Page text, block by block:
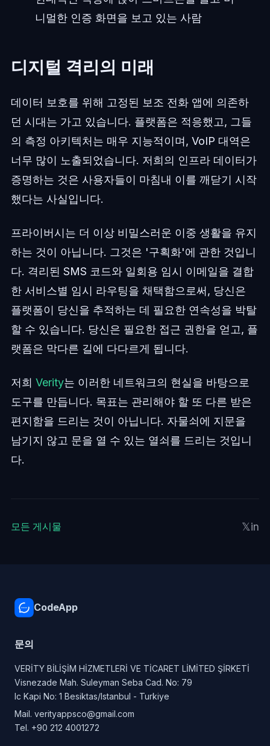
니멀한 인증 화면을 보고 있는 사람
디지털 격리의 미래
데이터 보호를 위해 고정된 보조 전화 앱에 의존하
던 시대는 가고 있습니다. 플랫폼은 적응했고, 그들
의 측정 아키텍처는 매우 지능적이며, VoIP 대역은
너무 많이 노출되었습니다. 저희의 인프라 데이터가
증명하는 것은 사용자들이 마침내 이를 깨닫기 시작
했다는 사실입니다.
프라이버시는 더 이상 비밀스러운 이중 생활을 유지
하는 것이 아닙니다. 그것은 '구획화'에 관한 것입니
다. 격리된 SMS 코드와 일회용 임시 이메일을 결합
한 서비스별 임시 라우팅을 채택함으로써, 당신은
플랫폼이 당신을 추적하는 데 필요한 연속성을 박탈
할 수 있습니다. 당신은 필요한 접근 권한을 얻고, 플
랫폼은 막다른 길에 다다르게 됩니다.
저희 Verity는 이러한 네트워크의 현실을 바탕으로
도구를 만듭니다. 목표는 관리해야 할 또 다른 받은
편지함을 드리는 것이 아닙니다. 자물쇠에 지문을
남기지 않고 문을 열 수 있는 열쇠를 드리는 것입니
다.
모든 게시물 𝕏in
CodeApp
문의
VERİTY BİLİŞİM HİZMETLERİ VE TİCARET LİMİTED ŞİRKETİ
Visnezade Mah. Suleyman Seba Cad. No: 79
Ic Kapi No: 1 Besiktas/Istanbul - Turkiye
Mail. verityappsco@gmail.com
Tel. +90 212 4001272